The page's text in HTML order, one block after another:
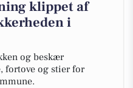
klippet af
i
og beskær
fortove og stier for